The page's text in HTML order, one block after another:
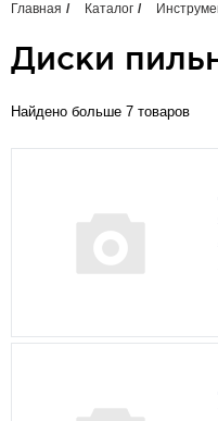
Главная Каталог
Диски
Найдено больше 7 товаров